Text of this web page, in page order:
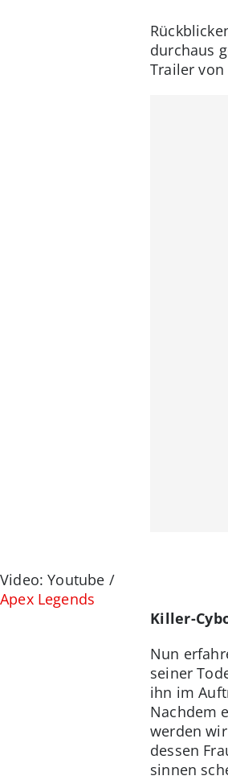
durchaus
Trailer von
Video: Youtube /
Apex Legends
Killer-
Nun
seiner
ihn im
Nachdem
werden
dessen
sinnen